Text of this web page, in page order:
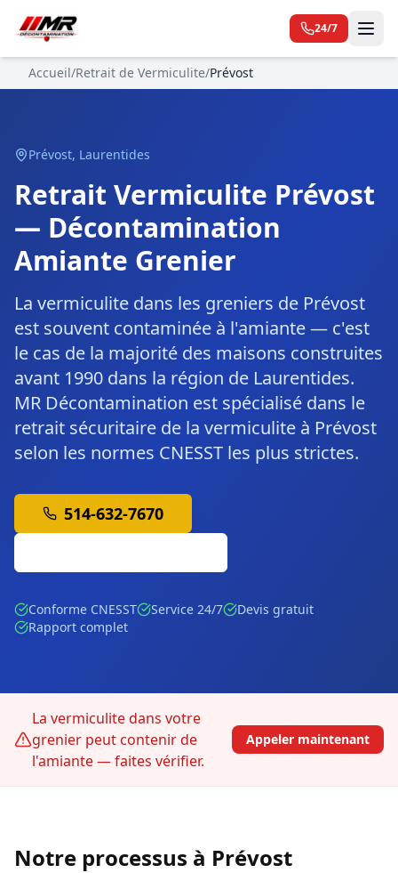
24/7
Accueil/Retrait de Vermiculite/Prévost
Prévost, Laurentides
Retrait Vermiculite Prévost
— Décontamination
Amiante Grenier
La vermiculite dans les greniers de Prévost
est souvent contaminée à l'amiante — c'est
le cas de la majorité des maisons construites
avant 1990 dans la région de Laurentides.
MR Décontamination est spécialisé dans le
retrait sécuritaire de la vermiculite à Prévost
selon les normes CNESST les plus strictes.
514-632-7670
Conforme CNESST Service 24/7
Devis gratuit
Rapport complet
La vermiculite dans votre
grenier peut contenir de
l'amiante — faites vérifier.
Appeler maintenant
Notre processus à Prévost